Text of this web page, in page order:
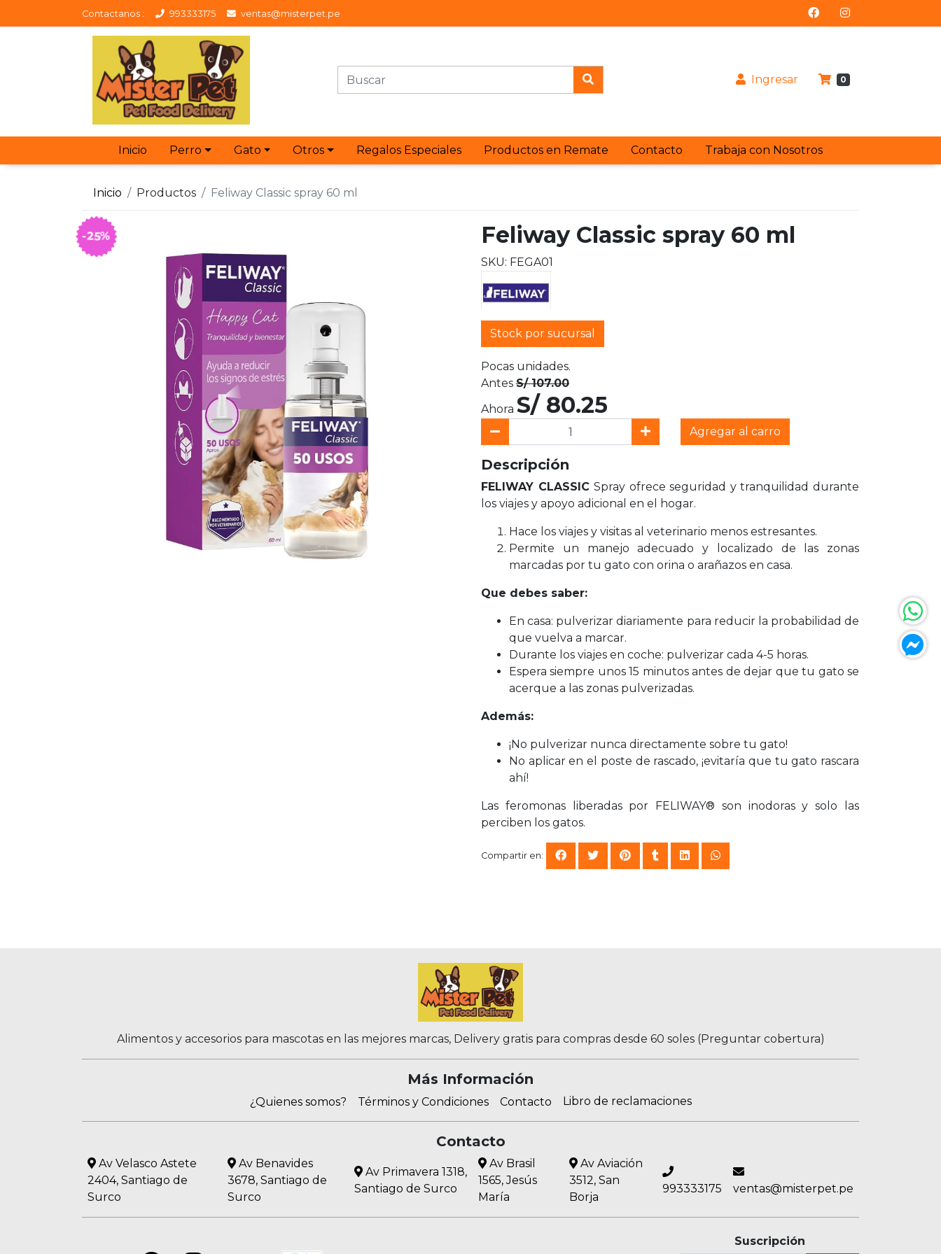
Contactanos : 993333175 ventas@misterpet.pe
Ingresar 0
Inicio Perro Gato Otros Regalos Especiales Productos en Remate Contacto Trabaja con Nosotros
Inicio Productos Feliway Classic spray 60 ml
-25% Feliway Classic spray 60 ml
SKU: FEGA01
Stock por sucursal
Pocas unidades.
Antes S/ 107.00
Ahora S/ 80.25
Agregar al carro
Descripción
FELIWAY CLASSICSpray ofrece seguridad y tranquilidad durante
los viajes y apoyo adicional en el hogar.
Hace los viajes y visitas al veterinario menos estresantes.
Permite un manejo adecuado y localizado de las zonas
marcadas por tu gato con orina o arañazos en casa.
Que debes saber:
En casa: pulverizar diariamente para reducir la probabilidad de
que vuelva a marcar.
Durante los viajes en coche: pulverizar cada 4-5 horas.
Espera siempre unos 15 minutos antes de dejar que tu gato se
acerque a las zonas pulverizadas.
Además:
¡No pulverizar nunca directamente sobre tu gato!
No aplicar en el poste de rascado, ¡evitaría que tu gato rascara
ahí!
Las feromonas liberadas por FELIWAY® son inodoras y solo las
perciben los gatos.
Compartir en:
Alimentos y accesorios para mascotas en las mejores marcas, Delivery gratis para compras desde 60 soles (Preguntar cobertura)
Más Información
¿Quienes somos? Términos y Condiciones Contacto Libro de reclamaciones
Contacto
Av Velasco Astete
2404, Santiago de
Surco
Av Benavides
3678, Santiago de
Surco
Av Primavera 1318,
Santiago de Surco
Av Brasil
1565, Jesús
María
Av Aviación
3512, San
Borja
993333175 ventas@misterpet.pe
Suscripción